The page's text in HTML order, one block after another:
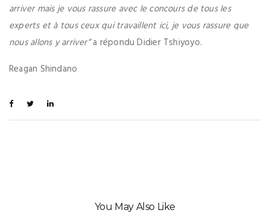
arriver mais je vous rassure avec le concours de tous les
experts et à tous ceux qui travaillent ici, je vous rassure que
nous allons y arriver”a répondu Didier Tshiyoyo.
Reagan Shindano
You May Also Like